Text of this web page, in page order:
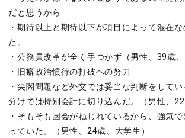
だと思うから
・期待以上と期待以下が項目によって混在
た。
・公務員改革が全く手つかず（男性、39歳、
・旧癖政治慣行の打破への努力
・尖閣問題など外交では妥当な判断をして
分けでは特別会計に切り込んだ。（男性、22
・そもそも国会がねじれているから、強気
っていた。（男性、24歳、大学生）